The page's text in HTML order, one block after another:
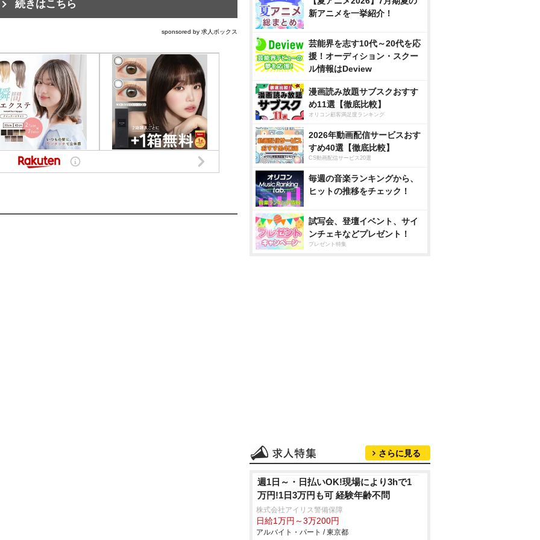
続きはこちら
sponsored by 求人ボックス
新アニメを一挙紹介！
芸能界を志す10代～20代を応
援！オーディション・スクー
ル情報はDeview
漫画読み放題サブスクおすす
め11選【徹底比較】
オリコン顧客満足度ランキング
2026年動画配信サービスおす
すめ40選【徹底比較】
CS動画配信サービス20選
毎週の音楽ランキングから、
ヒットの推移をチェック！
試写会、登壇イベント、サイ
ンチェキなどプレゼント！
プレゼント特集
さらに見る
週1日～・日払いOK!現場により3hで1
万円!1日3万円も可 経験年齢不問
株式会社アイリス警備保障
日給1万円～3万200円
アルバイト・パート / 東京都